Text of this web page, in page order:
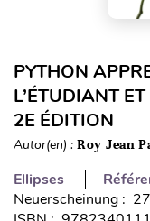
PYTHON
L’ÉTUDIANT
2E ÉDITION
Autor(en) : Roy Jean
Ellipses
Neuerscheinung :